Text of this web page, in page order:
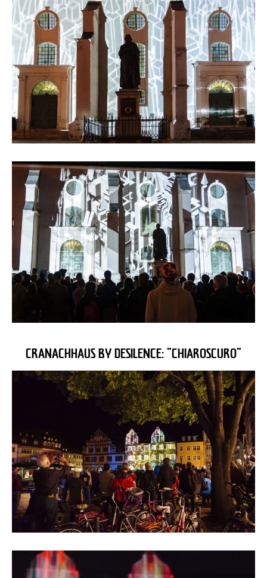
CRANACHHAUS BY DESILENCE: "CHIAROSCURO"